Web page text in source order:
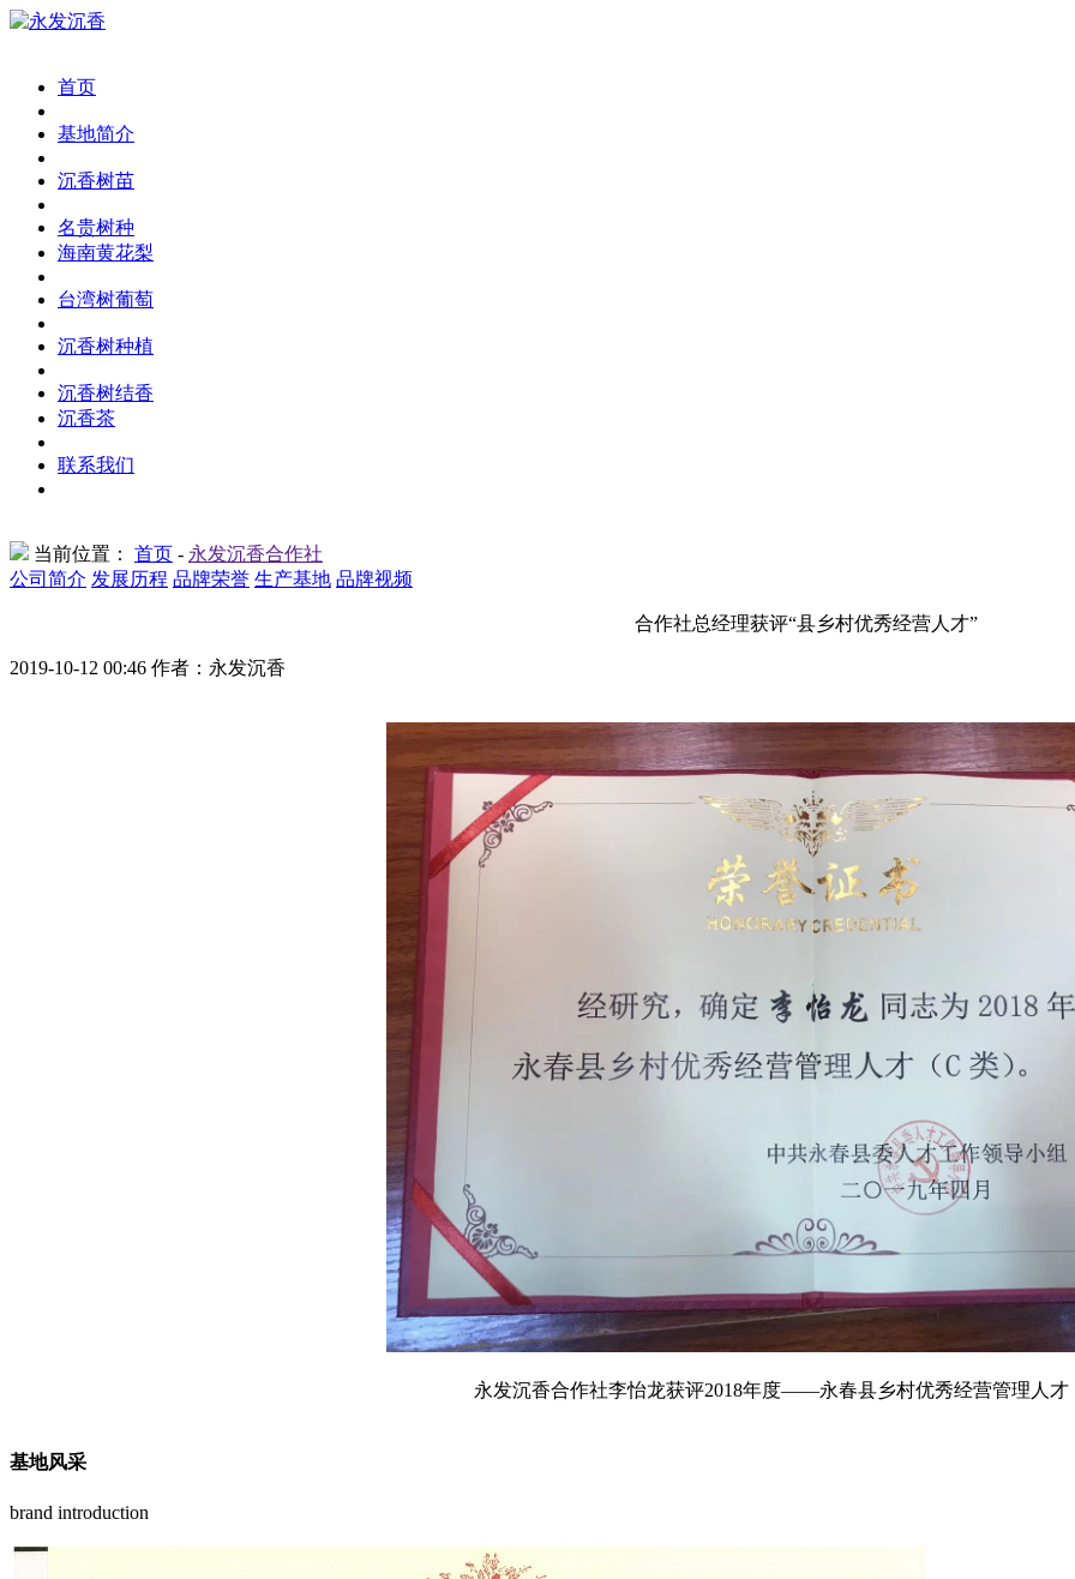
首页
基地简介
沉香树苗
名贵树种
海南黄花梨
台湾树葡萄
沉香树种植
沉香树结香
沉香茶
联系我们
当前位置： 首页 - 永发沉香合作社
公司简介 发展历程 品牌荣誉 生产基地 品牌视频
合作社总经理获评“县乡村优秀经营人才”
2019-10-12 00:46 作者：永发沉香
永发沉香合作社李怡龙获评2018年度——永春县乡村优秀经营管理人才
基地风采
brand introduction